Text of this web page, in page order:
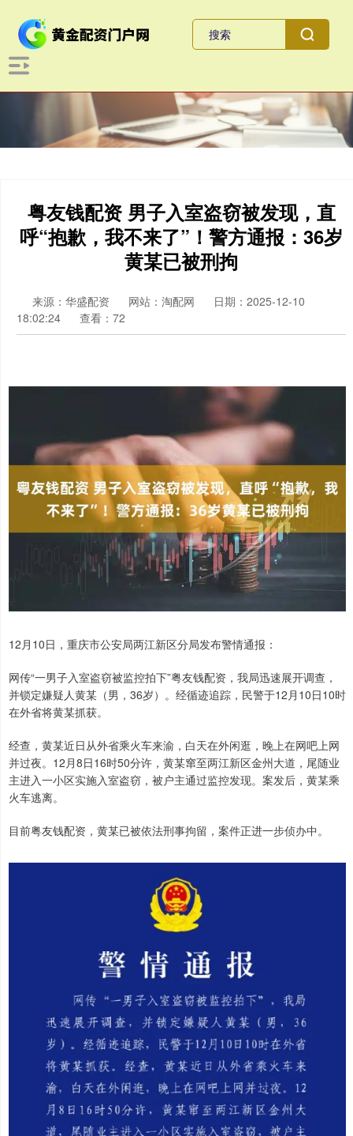
粤友钱配资 男子入室盗窃被发现，直
呼“抱歉，我不来了”！警方通报：36岁
黄某已被刑拘
来源：华盛配资 网站：淘配网
日期：2025-12-10
18:02:24
查看：72
12月10日，重庆市公安局两江新区分局发布警情通报：
网传“一男子入室盗窃被监控拍下”粤友钱配资，我局迅速展开调查，
并锁定嫌疑人黄某（男，36岁）。经循迹追踪，民警于12月10日10时
在外省将黄某抓获。
经查，黄某近日从外省乘火车来渝，白天在外闲逛，晚上在网吧上网
并过夜。12月8日16时50分许，黄某窜至两江新区金州大道，尾随业
主进入一小区实施入室盗窃，被户主通过监控发现。案发后，黄某乘
火车逃离。
目前粤友钱配资，黄某已被依法刑事拘留，案件正进一步侦办中。